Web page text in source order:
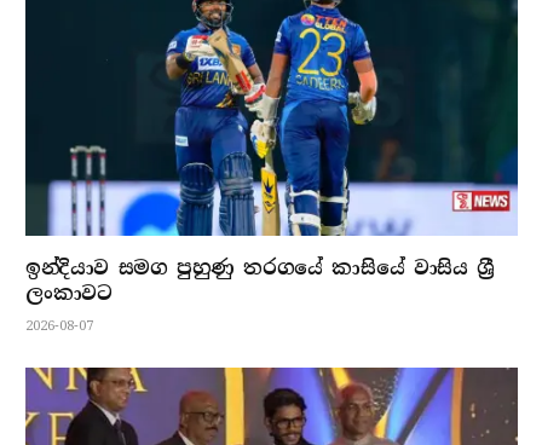
ඉන්දියාව සමග පුහුණු තරගයේ කාසියේ වාසිය ශ්‍රී
ලංකාවට
2026-08-07